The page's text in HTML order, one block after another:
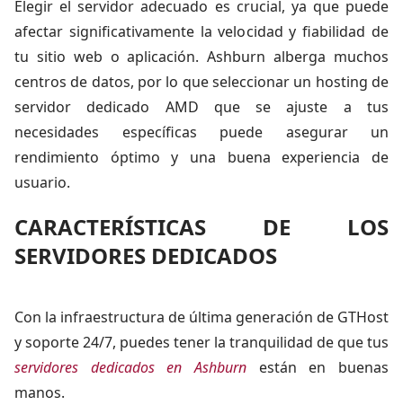
Elegir el servidor adecuado es crucial, ya que puede
afectar significativamente la velocidad y fiabilidad de
tu sitio web o aplicación. Ashburn alberga muchos
centros de datos, por lo que seleccionar un hosting de
servidor dedicado AMD que se ajuste a tus
necesidades específicas puede asegurar un
rendimiento óptimo y una buena experiencia de
usuario.
CARACTERÍSTICAS DE LOS
SERVIDORES DEDICADOS
Con la infraestructura de última generación de GTHost
y soporte 24/7, puedes tener la tranquilidad de que tus
servidores dedicados en Ashburn están en buenas
manos.